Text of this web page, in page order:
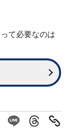
て必要なのは